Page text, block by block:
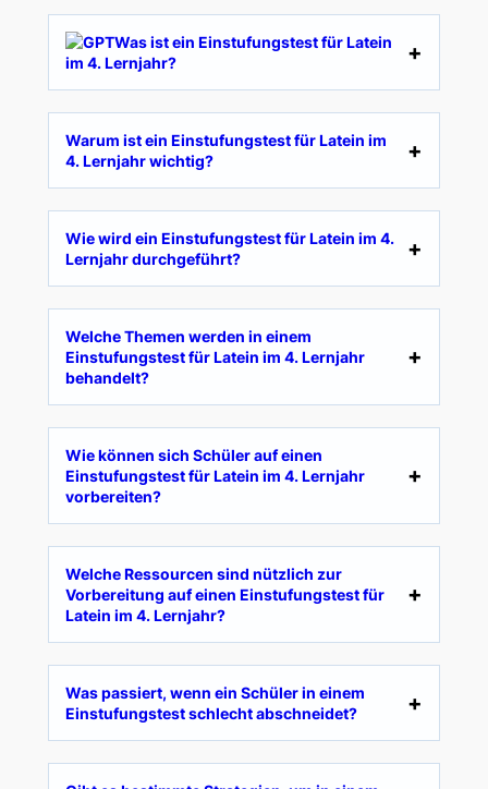
Was ist ein Einstufungstest für Latein
im 4. Lernjahr?
Warum ist ein Einstufungstest für Latein im
4. Lernjahr wichtig?
Wie wird ein Einstufungstest für Latein im 4.
Lernjahr durchgeführt?
Welche Themen werden in einem
Einstufungstest für Latein im 4. Lernjahr
behandelt?
Wie können sich Schüler auf einen
Einstufungstest für Latein im 4. Lernjahr
vorbereiten?
Welche Ressourcen sind nützlich zur
Vorbereitung auf einen Einstufungstest für
Latein im 4. Lernjahr?
Was passiert, wenn ein Schüler in einem
Einstufungstest schlecht abschneidet?